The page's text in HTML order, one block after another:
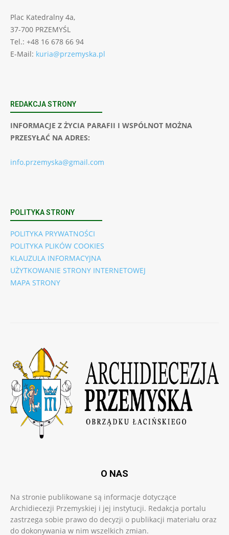
Plac Katedralny 4a,
37-700 PRZEMYŚL
Tel.: +48 16 678 66 94
E-Mail: kuria@przemyska.pl
REDAKCJA STRONY
INFORMACJE Z ŻYCIA PARAFII I WSPÓLNOT MOŻNA
PRZESYŁAĆ NA ADRES:
info.przemyska@gmail.com
POLITYKA STRONY
POLITYKA PRYWATNOŚCI
POLITYKA PLIKÓW COOKIES
KLAUZULA INFORMACYJNA
UŻYTKOWANIE STRONY INTERNETOWEJ
MAPA STRONY
O NAS
Na stronie publikowane są informacje dotyczące
Archidiecezji Przemyskiej i jej instytucji. Redakcja portalu
zastrzega sobie prawo do decyzji o publikacji materiału oraz
do dokonywania w nim wszelkich zmian.